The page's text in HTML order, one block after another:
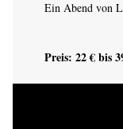
Ein Abend von
Preis: 22 € bis